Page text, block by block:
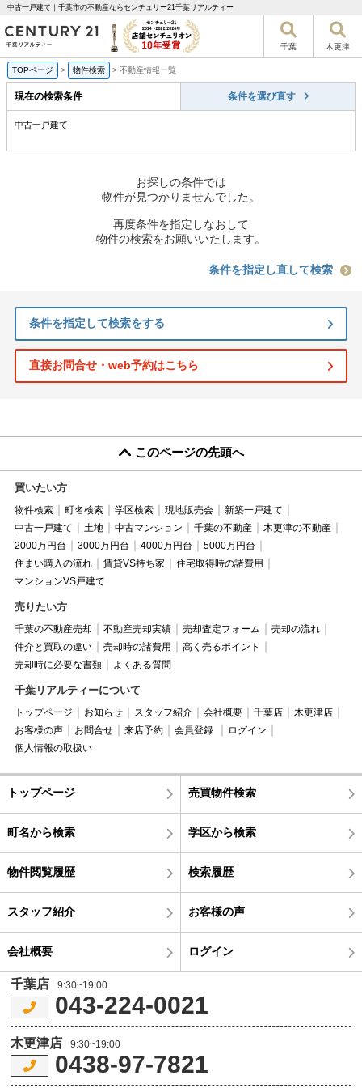
中古一戸建て｜千葉市の不動産ならセンチュリー21千葉リアルティー
千葉 木更津
TOPページ > 物件検索 > 不動産情報一覧
現在の検索条件 条件を選び直す
中古一戸建て
お探しの条件では
物件が見つかりませんでした。
再度条件を指定しなおして
物件の検索をお願いいたします。
条件を指定し直して検索
条件を指定して検索をする
直接お問合せ・web予約はこちら
このページの先頭へ
買いたい方
物件検索 町名検索 学区検索 現地販売会
新築一戸建て
中古一戸建て
土地 中古マンション 千葉の不動産
木更津の不動産
2000万円台
3000万円台 4000万円台
5000万円台
住まい購入の流れ
賃貸VS持ち家
住宅取得時の諸費用
マンションVS戸建て
売りたい方
千葉の不動産売却 不動産売却実績 売却査定フォーム
売却の流れ
仲介と買取の違い
売却時の諸費用
高く売るポイント
売却時に必要な書類
よくある質問
千葉リアルティーについて
トップページ お知らせ スタッフ紹介 会社概要 千葉店
木更津店
お客様の声
お問合せ 来店予約 会員登録
ログイン
個人情報の取扱い
トップページ 売買物件検索
町名から検索 学区から検索
物件閲覧履歴 検索履歴
スタッフ紹介 お客様の声
会社概要 ログイン
千葉店 9:30~19:00
043-224-0021
木更津店 9:30~19:00
0438-97-7821